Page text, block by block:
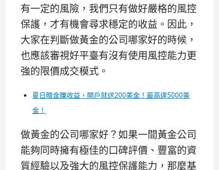
有一定的風險，我們只有做好嚴格的風控
保護，才有機會尋求穩定的收益。因此，
大家在判斷做黃金的公司哪家好的時候，
也應該審視好平臺有沒有使用風控能力更
強的限價成交模式。
夏日贈金賺收益，開戶就送200美金！最高達5000美
金！
做黃金的公司哪家好？如果一間黃金公司
能夠同時擁有極佳的口碑評價、豐富的資
質經驗以及強大的風控保護能力，那麼基